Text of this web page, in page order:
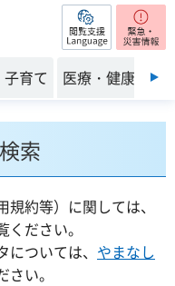
閲覧支援
育て 医療・健康・福
索
約等）に関しては、
ください。
ついては、 やまなし
さい。